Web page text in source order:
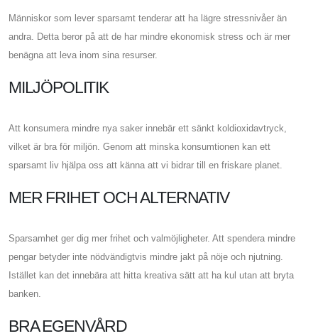
Människor som lever sparsamt tenderar att ha lägre stressnivåer än
andra. Detta beror på att de har mindre ekonomisk stress och är mer
benägna att leva inom sina resurser.
MILJÖPOLITIK
Att konsumera mindre nya saker innebär ett sänkt koldioxidavtryck,
vilket är bra för miljön. Genom att minska konsumtionen kan ett
sparsamt liv hjälpa oss att känna att vi bidrar till en friskare planet.
MER FRIHET OCH ALTERNATIV
Sparsamhet ger dig mer frihet och valmöjligheter. Att spendera mindre
pengar betyder inte nödvändigtvis mindre jakt på nöje och njutning.
Istället kan det innebära att hitta kreativa sätt att ha kul utan att bryta
banken.
BRA EGENVÅRD